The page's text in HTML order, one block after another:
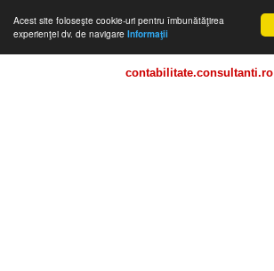
Acest site foloseşte cookie-uri pentru îmbunătăţirea
experienţei dv. de navigare Informaţii
contabilitate.consultanti.ro